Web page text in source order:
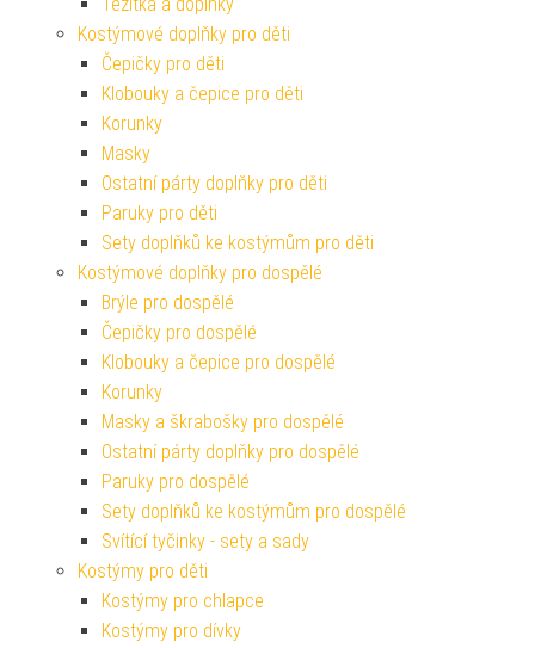
Těžítka a doplňky
Kostýmové doplňky pro děti
Čepičky pro děti
Klobouky a čepice pro děti
Korunky
Masky
Ostatní párty doplňky pro děti
Paruky pro děti
Sety doplňků ke kostýmům pro děti
Kostýmové doplňky pro dospělé
Brýle pro dospělé
Čepičky pro dospělé
Klobouky a čepice pro dospělé
Korunky
Masky a škrabošky pro dospělé
Ostatní párty doplňky pro dospělé
Paruky pro dospělé
Sety doplňků ke kostýmům pro dospělé
Svítící tyčinky - sety a sady
Kostýmy pro děti
Kostýmy pro chlapce
Kostýmy pro dívky